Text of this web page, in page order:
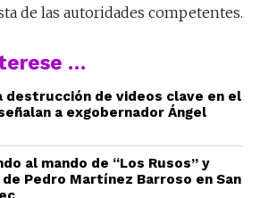
de las autoridades competentes.
…
destrucción de videos clave en el
a exgobernador Ángel
al mando de “Los Rusos” y
Pedro Martínez Barroso en San